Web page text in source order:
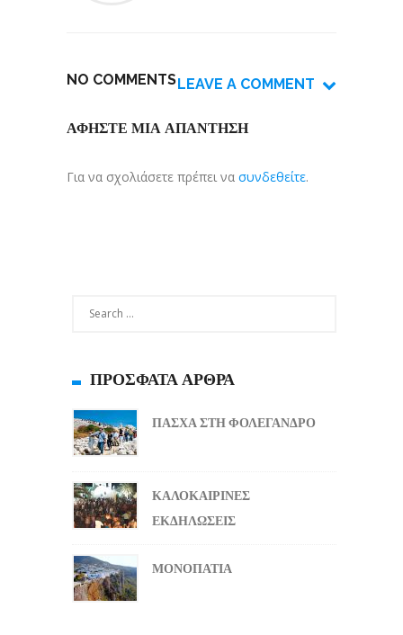
NO COMMENTSLEAVE A COMMENT
ΑΦΉΣΤΕ ΜΙΑ ΑΠΆΝΤΗΣΗ
Για να σχολιάσετε πρέπει να συνδεθείτε.
ΠΡΌΣΦΑΤΑ ΆΡΘΡΑ
ΠΑΣΧΑ ΣΤΗ ΦΟΛΕΓΑΝΔΡΟ
ΚΑΛΟΚΑΙΡΙΝΕΣ
ΕΚΔΗΛΩΣΕΙΣ
ΜΟΝΟΠΑΤΙΑ